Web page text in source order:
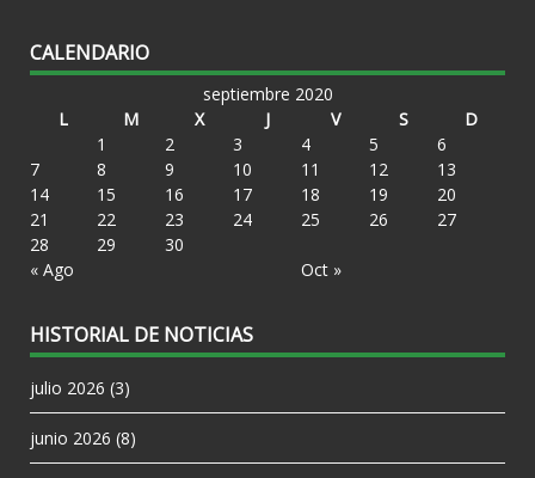
CALENDARIO
septiembre 2020
L
M X J V S D
« Ago Oct »
1 2 3 4 5
6
7
8 9 10 11 12
13
14
15 16 17 18 19
20
21
22 23 24 25 26
27
28
29 30
HISTORIAL DE NOTICIAS
julio 2026 (3)
junio 2026 (8)